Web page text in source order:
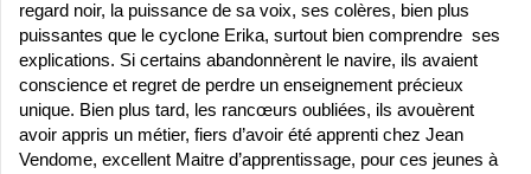
regard noir, la puissance de sa voix, ses colères, bien plus
puissantes que le cyclone Erika, surtout bien comprendre ses
explications. Si certains abandonnèrent le navire, ils avaient
conscience et regret de perdre un enseignement précieux
unique. Bien plus tard, les rancœurs oubliées, ils avouèrent
avoir appris un métier, fiers d’avoir été apprenti chez Jean
Vendome, excellent Maitre d’apprentissage, pour ces jeunes à